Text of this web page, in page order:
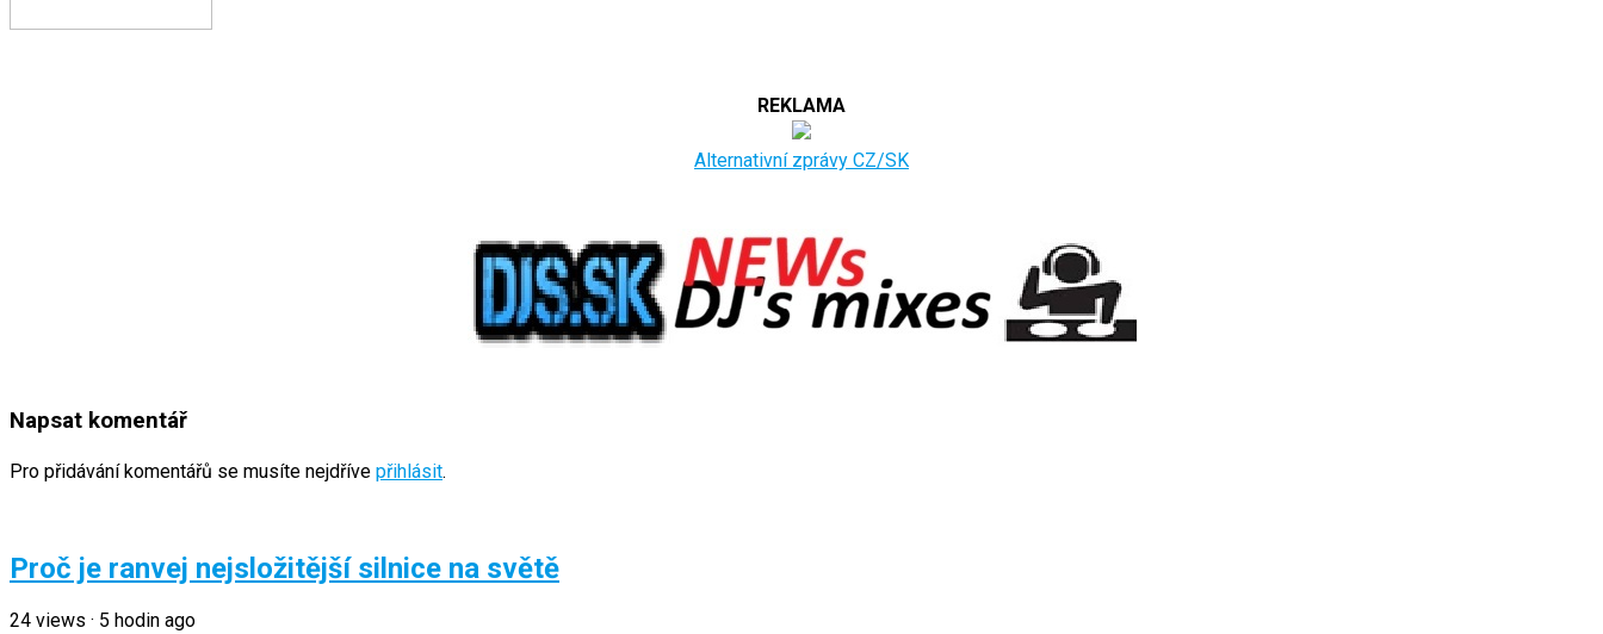
REKLAMA
Alternativní zprávy CZ/SK
Napsat komentář
Pro přidávání komentářů se musíte nejdříve přihlásit.
Proč je ranvej nejsložitější silnice na světě
24 views · 5 hodin ago